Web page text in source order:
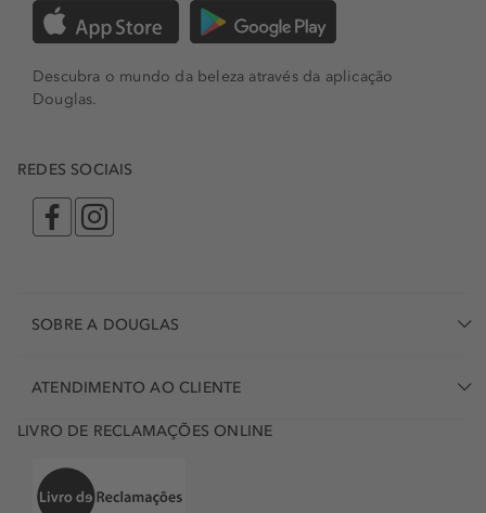
Descubra o mundo da beleza através da aplicação
Douglas.
REDES SOCIAIS
SOBRE A DOUGLAS
ATENDIMENTO AO CLIENTE
LIVRO DE RECLAMAÇÕES ONLINE